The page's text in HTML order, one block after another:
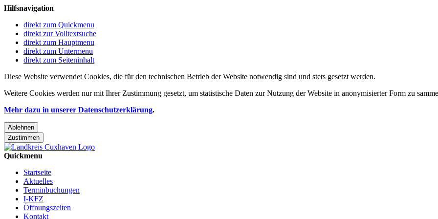
Hilfsnavigation
direkt zum Quickmenu
direkt zur Volltextsuche
direkt zum Hauptmenu
direkt zum Untermenu
direkt zum Seiteninhalt
Diese Website verwendet Cookies, die für den technischen Betrieb der Website notwendig sind und stets gesetzt werden.
Weitere Cookies werden nur mit Ihrer Zustimmung gesetzt, um statistische Daten zur Nutzung der Website in anonymisierter Form zu
Mehr dazu in unserer Datenschutzerklärung.
Ablehnen
Zustimmen
Quickmenu
Startseite
Aktuelles
Terminbuchungen
I-KFZ
Öffnungszeiten
Kontakt